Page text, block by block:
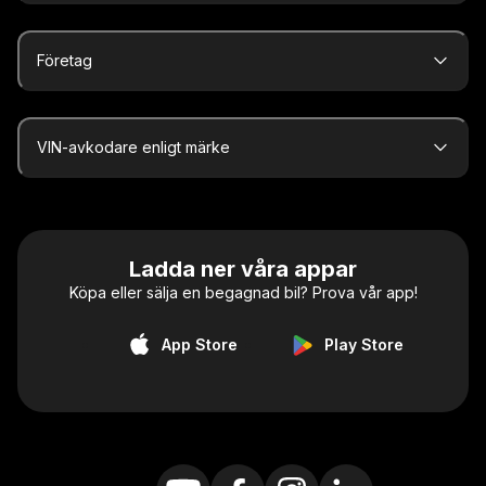
Företag
VIN-avkodare enligt märke
Ladda ner våra appar
Köpa eller sälja en begagnad bil? Prova vår app!
App Store Play Store